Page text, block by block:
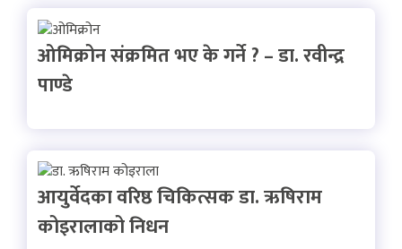
ओमिक्रोन संक्रमित भए के गर्ने ? – डा. रवीन्द्र
पाण्डे
आयुर्वेदका वरिष्ठ चिकित्सक डा. ऋषिराम
कोइरालाको निधन